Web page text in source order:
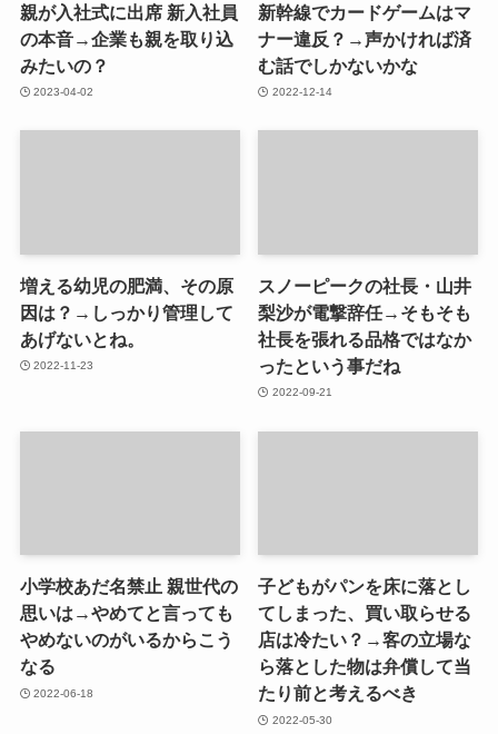
親が入社式に出席 新入社員
の本音→企業も親を取り込
みたいの？
2023-04-02
新幹線でカードゲームはマ
ナー違反？→声かければ済
む話でしかないかな
2022-12-14
増える幼児の肥満、その原
因は？→しっかり管理して
あげないとね。
2022-11-23
スノーピークの社長・山井
梨沙が電撃辞任→そもそも
社長を張れる品格ではなか
ったという事だね
2022-09-21
小学校あだ名禁止 親世代の
思いは→やめてと言っても
やめないのがいるからこう
なる
2022-06-18
子どもがパンを床に落とし
てしまった、買い取らせる
店は冷たい？→客の立場な
ら落とした物は弁償して当
たり前と考えるべき
2022-05-30